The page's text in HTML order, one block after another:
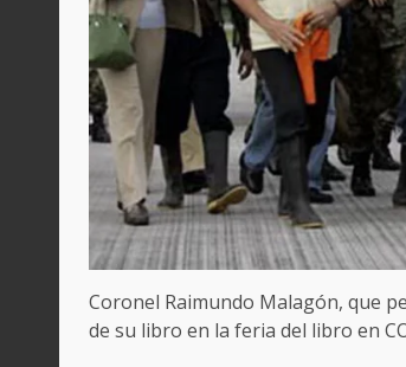
Coronel Raimundo Malagón, que
de su libro en la feria del libro en